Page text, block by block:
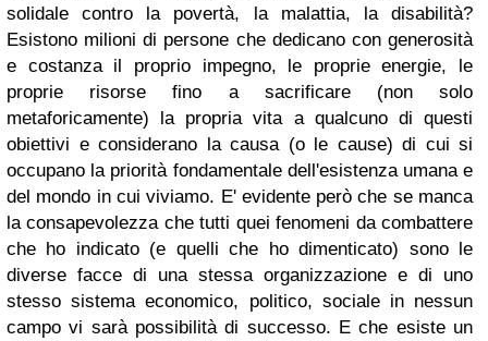
solidale contro la povertà, la malattia, la disabilità?
Esistono milioni di persone che dedicano con generosità
e costanza il proprio impegno, le proprie energie, le
proprie risorse fino a sacrificare (non solo
metaforicamente) la propria vita a qualcuno di questi
obiettivi e considerano la causa (o le cause) di cui si
occupano la priorità fondamentale dell'esistenza umana e
del mondo in cui viviamo. E' evidente però che se manca
la consapevolezza che tutti quei fenomeni da combattere
che ho indicato (e quelli che ho dimenticato) sono le
diverse facce di una stessa organizzazione e di uno
stesso sistema economico, politico, sociale in nessun
campo vi sarà possibilità di successo. E che esiste un